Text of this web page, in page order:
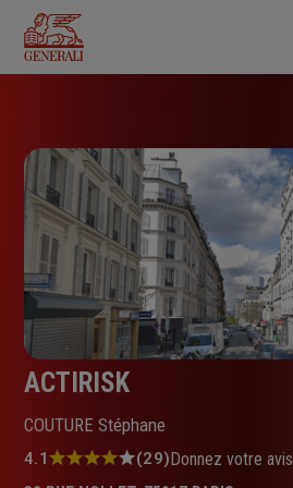
contenu
principal
ACTIRISK
COUTURE Stéphane
Note
4.1 (29)Donnez votre avis